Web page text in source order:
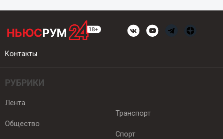
Контакты
РУБРИКИ
Лента
Общество
Транспорт
Спорт